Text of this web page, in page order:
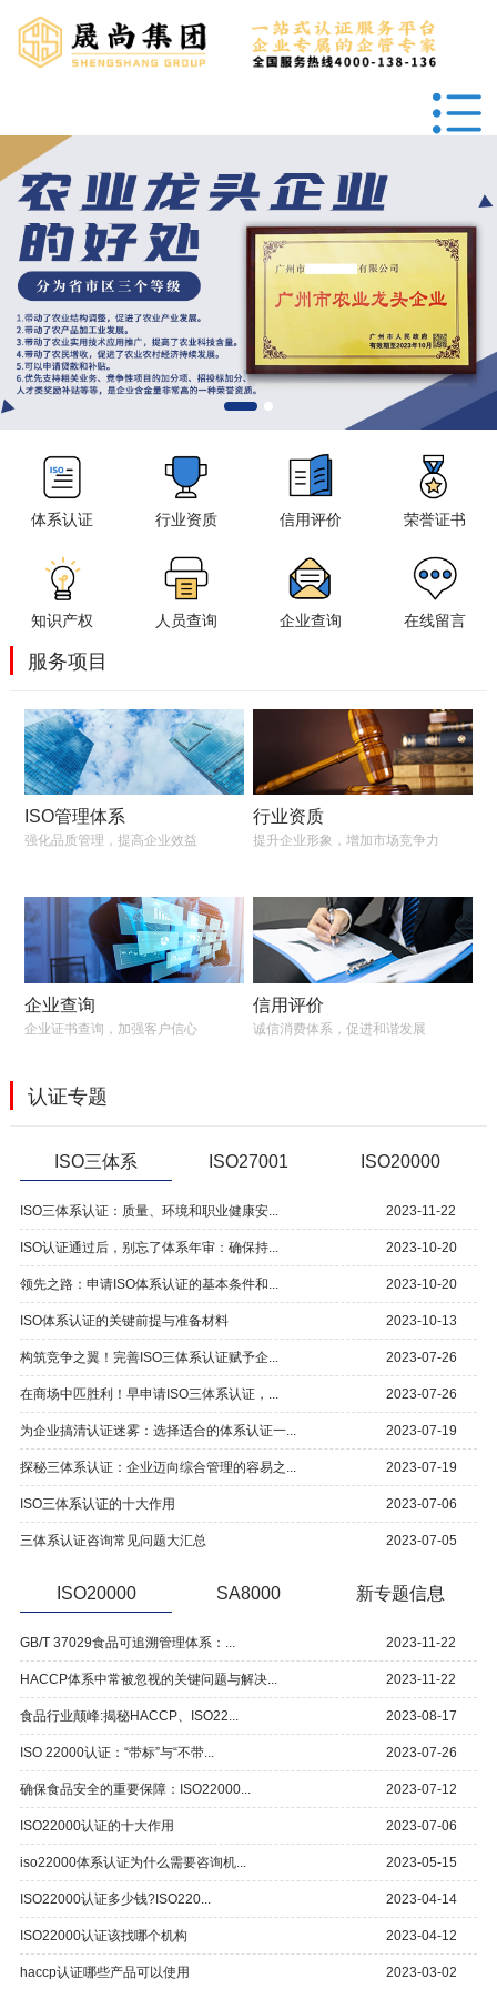
体系认证 行业资质 信用评价 荣誉证书
知识产权 人员查询 企业查询 在线留言
服务项目
ISO管理体系
强化品质管理，提高企业效益
行业资质
提升企业形象，增加市场竞争力
企业查询
企业证书查询，加强客户信心
信用评价
诚信消费体系，促进和谐发展
认证专题
ISO三体系 ISO27001 ISO20000
ISO三体系认证：质量、环境和职业健康安... 2023-11-22
ISO认证通过后，别忘了体系年审：确保持... 2023-10-20
领先之路：申请ISO体系认证的基本条件和... 2023-10-20
ISO体系认证的关键前提与准备材料 2023-10-13
构筑竞争之翼！完善ISO三体系认证赋予企... 2023-07-26
在商场中匹胜利！早申请ISO三体系认证，... 2023-07-26
为企业搞清认证迷雾：选择适合的体系认证一... 2023-07-19
探秘三体系认证：企业迈向综合管理的容易之... 2023-07-19
ISO三体系认证的十大作用 2023-07-06
三体系认证咨询常见问题大汇总 2023-07-05
ISO20000 SA8000 新专题信息
GB/T 37029食品可追溯管理体系：... 2023-11-22
HACCP体系中常被忽视的关键问题与解决... 2023-11-22
食品行业颠峰:揭秘HACCP、ISO22... 2023-08-17
ISO 22000认证：“带标”与“不带... 2023-07-26
确保食品安全的重要保障：ISO22000... 2023-07-12
ISO22000认证的十大作用 2023-07-06
iso22000体系认证为什么需要咨询机... 2023-05-15
ISO22000认证多少钱?ISO220... 2023-04-14
ISO22000认证该找哪个机构 2023-04-12
haccp认证哪些产品可以使用 2023-03-02